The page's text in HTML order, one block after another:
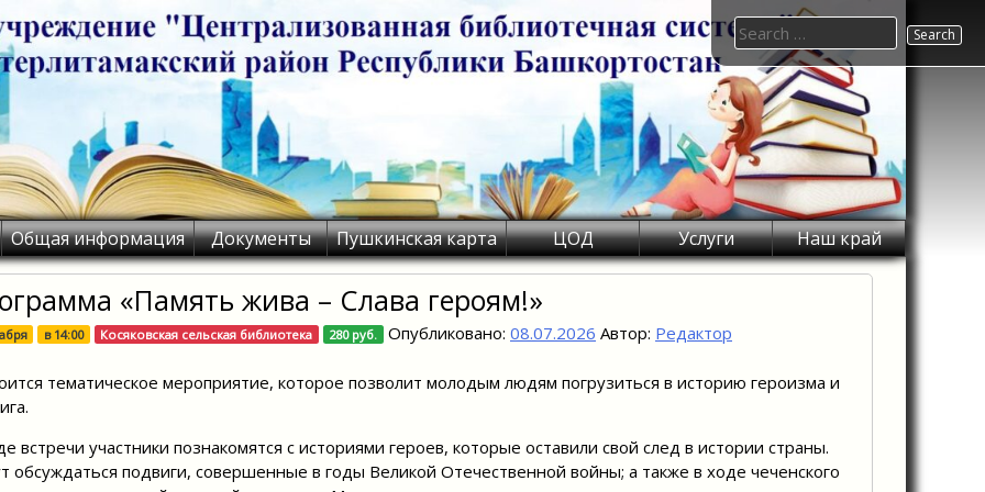
Общая информация Документы Пушкинская карта ЦОД Услуги Наш край
Search
for:
«Память жива – Слава героям!»
в14:00 Косяковская сельская библиотека 280 руб. Опубликовано: 08.07.2026 Автор: Редактор
тематическое мероприятие, которое позволит молодым людям погрузиться в историю героизма и
встречи участники познакомятся с историями героев, которые оставили свой след в истории страны.
обсуждаться подвиги, совершенные в годы Великой Отечественной войны; а также в ходе чеченского